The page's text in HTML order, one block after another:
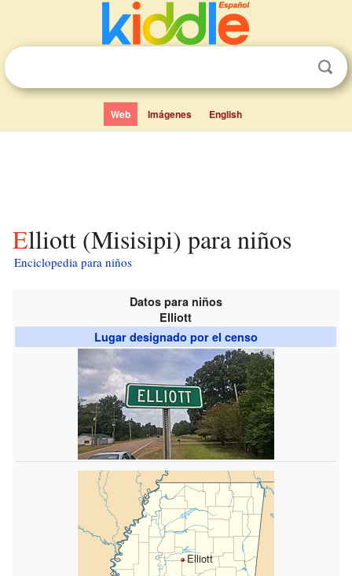
Web Imágenes English
Elliott (Misisipi) para niños
Enciclopedia para niños
Datos para niños
Elliott
Lugar designado por el censo
Elliott